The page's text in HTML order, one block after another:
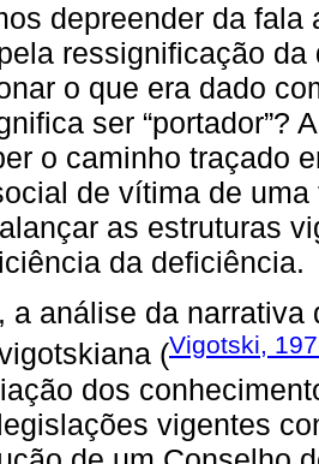
depreender da
ressignificação
o que era dado
ser “portador”?
o caminho traçado
de vítima de
as estruturas
da deficiência.
a análise da
(Vigotski,
dos
vigentes